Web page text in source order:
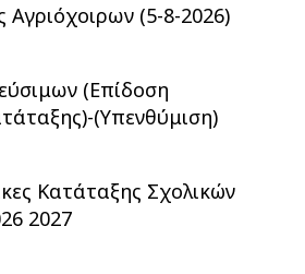
Αγριόχοιρων (5-8-2026)
(Επίδοση
(Υπενθύμιση)
Κατάταξης Σχολικών
2027